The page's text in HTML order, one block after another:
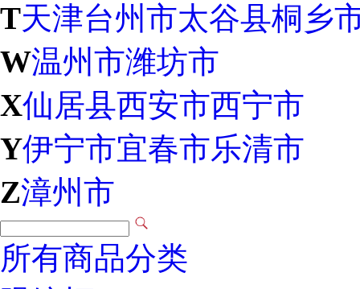
T天津台州市太谷县桐乡
W温州市潍坊市
X仙居县西安市西宁市
Y伊宁市宜春市乐清市
Z漳州市
所有商品分类